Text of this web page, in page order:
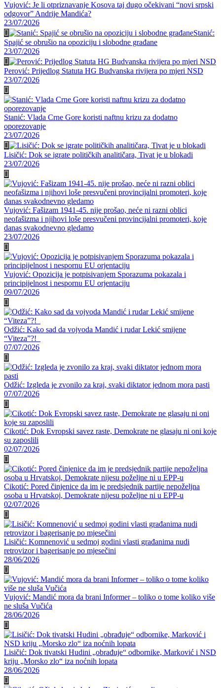
Vujović: Je li otpriznavanje Kosova taj dugo očekivani “novi srpski
odgovor” Andrije Mandića?
23/07/2026
Stanić:
Spajić se obrušio na opoziciju i slobodne građane
23/07/2026
Perović: Prijedlog Statuta HG Budvanska rivijera po mjeri NSD
23/07/2026
Stanić: Vlada Crne Gore koristi naftnu krizu za dodatno
oporezovanje
23/07/2026
Lisičić: Dok se igrate političkih analitičara, Tivat je u blokadi
23/07/2026
Vujović: Fašizam 1941-45. nije prošao, neće ni razni oblici
neofašizma i njihovi loše presvučeni provincijalni promoteri, koje
danas svakodnevno gledamo
23/07/2026
Vujović: Opozicija je potpisivanjem Sporazuma pokazala i
principijelnost i nespornu EU orjentaciju
09/07/2026
Odžić: Kako sad da vojvoda Mandić i rudar Lekić smijene
“Viteza”?!
07/07/2026
Odžić: Izgleda je zvonilo za kraj, svaki diktator jednom mora pasti
07/07/2026
Cikotić: Dok Evropski savez raste, Demokrate ne glasaju ni oni koje
su zaposlili
02/07/2026
Cikotić: Pored činjenice da im je predsjednik partije nepoželjna
osoba u Hrvatskoj, Demokrate nijesu poželjne ni u EPP-u
02/07/2026
Lisičić: Komnenović u sedmoj godini vlasti građanima nudi
retrovizor i bagerisanje po mjesečini
28/06/2026
Vujović: Mandić mora da brani Informer – toliko o tome koliko više
ne sluša Vučića
28/06/2026
Lisičić: Dok tivatski Hudini „obrađuje“ odbornike, Marković i NSD
kriju „Morsko zlo“ iza noćnih lopata
28/06/2026